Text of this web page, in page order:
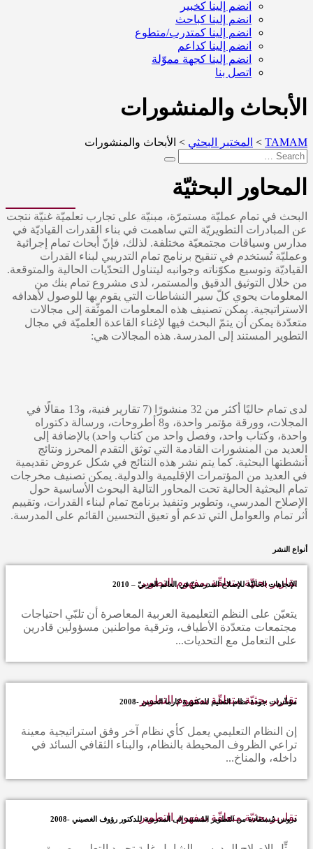
انضم إلينا كخبير
انضم إلينا كباحث
انضم إلينا كمتدرب/متطوع
انضم إلينا كداعم
انضم إلينا كجهة مموّلة
اتصل بنا
الأبحاث والمنشورات
TAMAM
> المختبر البحثي > الأبحاث والمنشورات
المحاور البحثيّة
البحث في تمام عمليّة مستمرّة، مبنيّة على تجارب تعلميّة غنيّة نتجت
عن المبادرات التطويريّة التي ساهمت في بناء القدرات القياديّة في
مدارس وسياقات مجتمعيّة مختلفة. لذلك، فإنّ أبحاث تمام إجرائية
وعمليّة تُستخدم في تنقيح برنامج تمام التدريبي لبناء القدرات
القياديّة وتوسيع مكوّناته وجوانبه ليتناول التحدّيات الحالية والمتوقعة.
من خلال التوثيق الدقيق والمستمر، لدى مشروع تمام بنك من
المعلومات يحوي كلّ سير النشاطات التي يقوم بها للوصول لأهدافه
الاستراتيجية. يمكن تصنيف هذه المعلومات الموثّقة إلى مجالات
متعدّدة يمكن أن يتمّ البحث فيها لإغناء القاعدة العلميّة في مجال
التطوير المستند إلى المدرسة. هذه المجالات هي:
لدى تمام حاليًا أكثر من 32 منشورًا (7 تقارير فنية، و13 مقالًا في
المجلات، وورقة مؤتمر واحدة، و8 أطروحات، ورسالة دكتوراه
واحدة، وكتاب واحد، وفصل واحد من كتاب واحد) بالإضافة إلى
العديد من المنشورات القادمة التي توثق التقدم المحرز ونتائج
أنشطتها البحثية. كما يتم نشر هذه النتائج في شكل عروض تقديمية
في العديد من المؤتمرات الإقليمية والدولية. يمكن تصنيف مخرجات
تمام البحثية الحالية تحت المحاور التالية البحوث الأساسية حول
الإصلاح المدرسي، وتطوير وتنفيذ برنامج تمام لبناء القدرات، وتقييم
أثر تمام والعوامل التي تدعم أو تعيق التحسين القائم على المدرسة.
أنواع النشر
تقارير بحثيّة متعلقّة بمفهوم التطوير
الإتجاهات الحاليّة للإصلاح المدرسيّ في العالم العربيّ – 2010
يتعيّن على النظم التعليمية العربية المعاصرة أن تلبّي احتياجات
مجتمعات متعدّدة الأطياف، وترقية مواطنين مسؤولين قادرين
على التعامل مع التحديات...
تقارير بحثيّة متعلقّة بمفهوم التطوير
مؤشّرات جودة نظام التعليم للدكتورة كارما الحسن -2008
إن النظام التعليمي يعمل كأي نظام آخر وفق استراتيجية معينة
تراعي الظروف المحيطة بالنظام، والبناء الثقافي السائد في
داخله، والمناخ...
تقارير بحثيّة متعلقّة بمفهوم التطوير
دروس مُستفادة من التطوير المُستند إلى المدرسة للدكتور رؤوف الغصيني -2008